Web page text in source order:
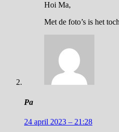
Hoi Ma,
Met de foto’s is het
Pa
24 april 2023 – 21:28